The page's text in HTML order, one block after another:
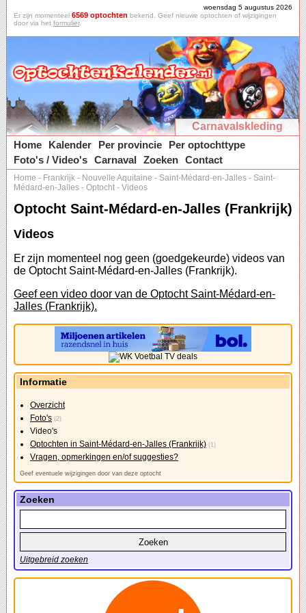
woensdag 5 augustus 2026
Er zijn momenteel 6569 optochten bekend. Geef nieuwe optochten of wijzigingen
door via het formulier.
Carnavalskleding
Home
Kalender Per provincie
Per optochttype
Foto's / Video's Carnaval Zoeken Contact
Home - Frankrijk - Nouvelle Aquitaine - Saint-Médard-en-Jalles - Saint-
Médard-en-Jalles - Optocht - Videos
Optocht Saint-Médard-en-Jalles (Frankrijk)
Videos
Er zijn momenteel nog geen (goedgekeurde) videos van
de Optocht Saint-Médard-en-Jalles (Frankrijk).
Geef een video door van de Optocht Saint-Médard-en-
Jalles (Frankrijk).
Informatie
Overzicht
Foto's (2)
Video's
Optochten in Saint-Médard-en-Jalles (Frankrijk) (1)
Vragen, opmerkingen en/of suggesties?
Geef eventuele wijzigingen door van deze optocht
Zoeken
Uitgebreid zoeken